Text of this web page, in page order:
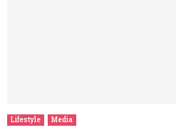
Lifestyle Media